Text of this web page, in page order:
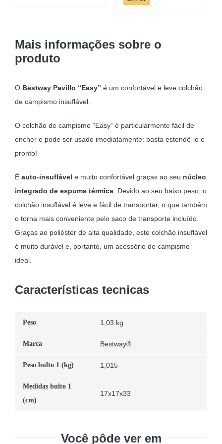
Mais informações sobre o
produto
O Bestway Pavillo “Easy” é um confortável e leve colchão
de campismo insuflável.
O colchão de campismo “Easy” é particularmente fácil de
encher e pode ser usado imediatamente: basta estendê-lo e
pronto!
É auto-insuflável e muito confortável graças ao seu núcleo
integrado de espuma térmica. Devido ao seu baixo peso, o
colchão insuflável é leve e fácil de transportar, o que também
o torna mais conveniente pelo saco de transporte incluído.
Graças ao poliéster de alta qualidade, este colchão insuflável
é muito durável e, portanto, um acessório de campismo
ideal.
Características tecnicas
Peso 1,03 kg
Marca Bestway®
Peso bulto 1 (kg) 1,015
Medidas bulto 1
(cm)
17x17x33
Você pôde ver em